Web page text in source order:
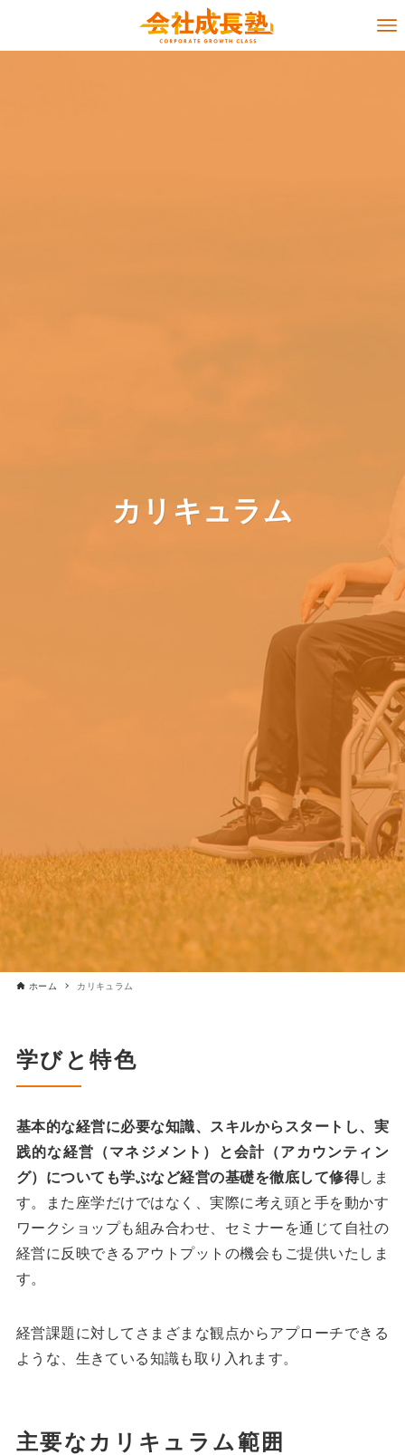
カリキュラム
ホーム カリキュラム
学びと特⾊
基本的な経営に必要な知識、スキルからスタートし、実
践的な経営（マネジメント）と会計（アカウンティン
グ）についても学ぶなど経営の基礎を徹底して修得しま
す。また座学だけではなく、実際に考え頭と⼿を動かす
ワークショップも組み合わせ、セミナーを通じて⾃社の
経営に反映できるアウトプットの機会もご提供いたしま
す。
経営課題に対してさまざまな観点からアプローチできる
ような、⽣きている知識も取り⼊れます。
主要なカリキュラム範囲